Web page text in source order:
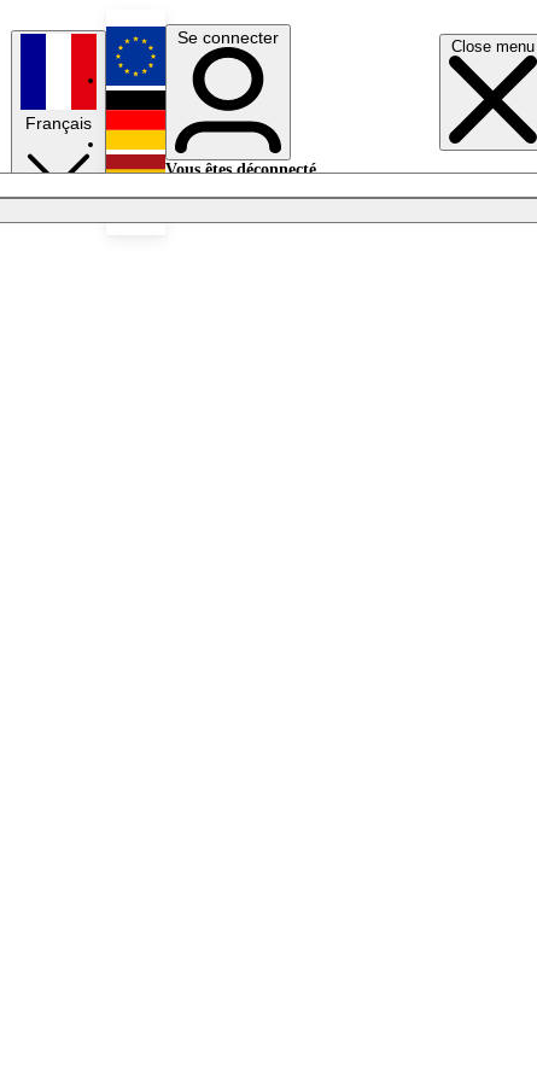
Close menu
Français
English
Deutsch
Se connecter
Vous êtes déconnecté.